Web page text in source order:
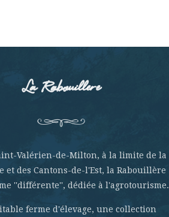
La Rabouillere
Valérien-de-Milton, à la limite de la
et des Cantons-de-l'Est, la Rabouillère
''différente'', dédiée à l'agrotourisme.
ferme d'élevage, une collection